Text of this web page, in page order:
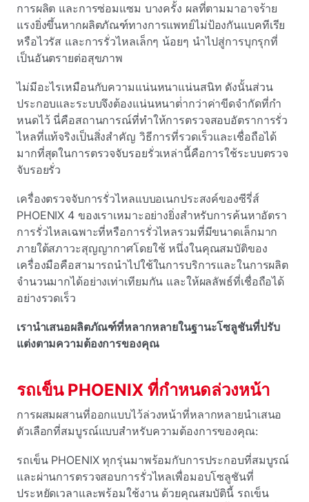
การผลิต และการซ่อมแซม บางครั้ง ผลที่ตามมาอาจร้าย
แรงยิ่งขึ้นหากผลิตภัณฑ์ทางการแพทย์ไม่ป้องกันแบคทีเรีย
หรือไวรัส และการรั่วไหลเล็กๆ น้อยๆ นําไปสู่การบุกรุกที่
เป็นอันตรายต่อสุขภาพ
ไม่มีอะไรเหมือนกับความแน่นหนาแน่นสนิท ดังนั้นส่วน
ประกอบและระบบจึงต้องแน่นหนาต่ํากว่าค่าขีดจํากัดที่กํา
หนดไว้ นี่คือสถานการณ์ที่ทําให้การตรวจสอบอัตราการรั่ว
ไหลที่แท้จริงเป็นสิ่งสําคัญ วิธีการที่รวดเร็วและเชื่อถือได้
มากที่สุดในการตรวจจับรอยรั่วเหล่านี้คือการใช้ระบบตรวจ
จับรอยรั่ว
เครื่องตรวจจับการรั่วไหลแบบอเนกประสงค์ของซีรี่ส์
PHOENIX 4 ของเราเหมาะอย่างยิ่งสําหรับการค้นหาอัตรา
การรั่วไหลเฉพาะที่หรือการรั่วไหลรวมที่มีขนาดเล็กมาก
ภายใต้สภาวะสุญญากาศโดยใช้ หนึ่งในคุณสมบัติของ
เครื่องมือคือสามารถนําไปใช้ในการบริการและในการผลิต
จํานวนมากได้อย่างเท่าเทียมกัน และให้ผลลัพธ์ที่เชื่อถือได้
อย่างรวดเร็ว
เรานําเสนอผลิตภัณฑ์ที่หลากหลายในฐานะโซลูชันที่ปรับ
แต่งตามความต้องการของคุณ
รถเข็น PHOENIX ที่กําหนดล่วงหน้า
การผสมผสานที่ออกแบบไว้ล่วงหน้าที่หลากหลายนําเสนอ
ตัวเลือกที่สมบูรณ์แบบสําหรับความต้องการของคุณ:
รถเข็น PHOENIX ทุกรุ่นมาพร้อมกับการประกอบที่สมบูรณ์
และผ่านการตรวจสอบการรั่วไหลเพื่อมอบโซลูชันที่
ประหยัดเวลาและพร้อมใช้งาน ด้วยคุณสมบัตินี้ รถเข็น